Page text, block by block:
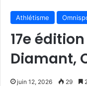
Athlétisme
17e
Diamant,
juin 12, 2026 29